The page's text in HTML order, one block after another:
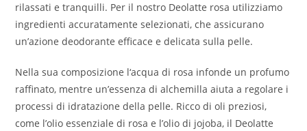
rilassati e tranquilli. Per il nostro Deolatte rosa utilizziamo
ingredienti accuratamente selezionati, che assicurano
un’azione deodorante efficace e delicata sulla pelle.
Nella sua composizione l‘acqua di rosa infonde un profumo
raffinato, mentre un’essenza di alchemilla aiuta a regolare i
processi di idratazione della pelle. Ricco di oli preziosi,
come l’olio essenziale di rosa e l’olio di jojoba, il Deolatte